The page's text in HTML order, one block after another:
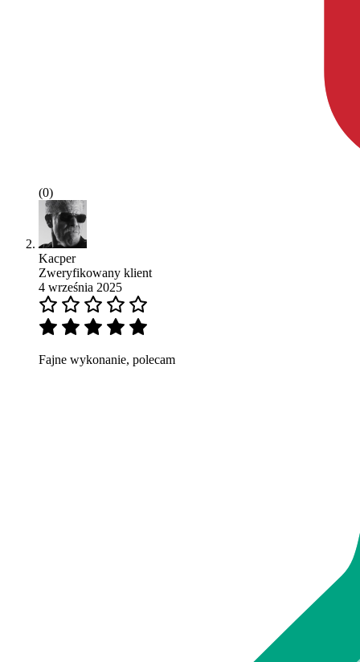
(0)
Kacper
Zweryfikowany klient
4 września 2025
Fajne wykonanie, polecam